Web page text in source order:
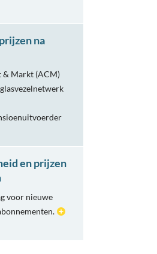
na
& Markt (ACM)
en prijzen
voor nieuwe